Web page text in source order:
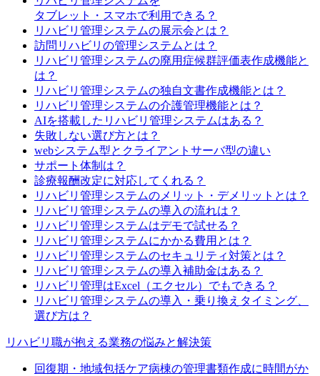
タブレット・スマホで利用できる？
リハビリ管理システムの展示会とは？
訪問リハビリの管理システムとは？
リハビリ管理システムの廃用症候群評価表作成機能と
は？
リハビリ管理システムの独自文書作成機能とは？
リハビリ管理システムの介護管理機能とは？
AIを搭載したリハビリ管理システムはある？
失敗しない選び方とは？
webシステム型とクライアントサーバ型の違い
サポート体制は？
診療報酬改定に対応してくれる？
リハビリ管理システムのメリット・デメリットとは？
リハビリ管理システムの導入の流れは？
リハビリ管理システムはデモで試せる？
リハビリ管理システムにかかる費用とは？
リハビリ管理システムのセキュリティ対策とは？
リハビリ管理システムの導入補助金はある？
リハビリ管理はExcel（エクセル）でもできる？
リハビリ管理システムの導入・乗り換えタイミング、
選び方は？
リハビリ職が抱える業務の悩みと解決策
回復期・地域包括ケア病棟の管理書類作成に時間がか